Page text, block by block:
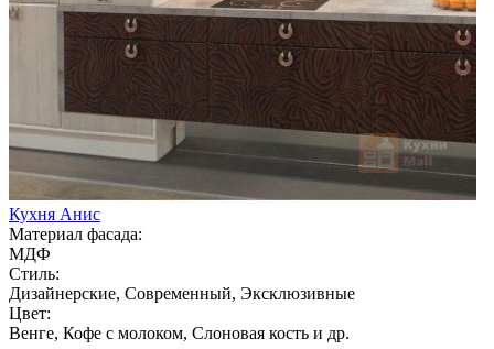
Кухня Анис
Материал фасада:
МДФ
Стиль:
Дизайнерские, Современный, Эксклюзивные
Цвет:
Венге, Кофе с молоком, Слоновая кость и др.